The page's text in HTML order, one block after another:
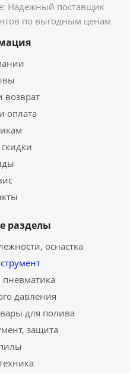
Надежный поставщик
по выгодным ценам
возврат
оплата
разделы
оснастка
давления
для полива
защита